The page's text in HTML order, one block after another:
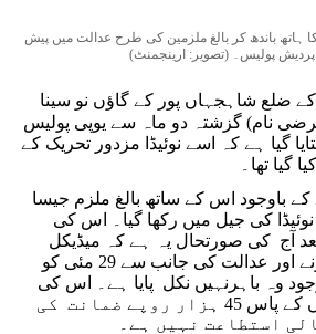
ہاتھ باندھ کر بالغ ملزمین کی طرح عدالت میں پیش
پردیش پولیس۔ (تصویر: ارینجمنٹ)
کے ضلع شاہجہاں پور کے گاؤں نو سینا
نتن (فرضی نام) گزشتہ دو ماہ سے یوپی پولیس
گیا ہے کہ اسے نوئیڈا مزدور تحریک کے
کے باوجود اس کے ساتھ بالغ ملزم جیسا
نوئیڈا کی جیل میں رکھا گیا۔ اس کی
آج کی صورتحال یہ ہے کہ میڈیکل
جانچ میں نابالغ ثابت ہونے اور عدالت کی جانب سے 29 مئی کو
وہ باہرنہیں نکل پایا ہے۔ اس کی
وجہ یہ ہے کہ گھروالوں کے پاس 45 ہزار روپے ضمانت کی
استطاعت نہیں ہے۔